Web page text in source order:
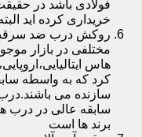
فولادی باشد در
خریداری کرده اید
روکش درب ضد
مختلفی در بازار
هاس
کرد که به واسطه
سازنده می
سابقه عالی در درب
برند ها است